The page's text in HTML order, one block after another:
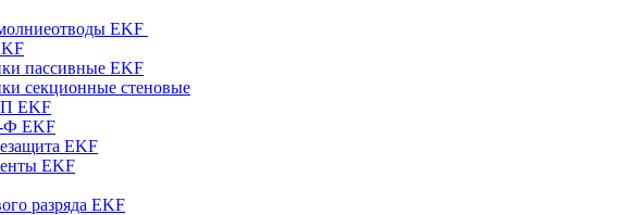
EKF
пассивные EKF
секционные стеновые
EKF
EKF
EKF
EKF
разряда EKF